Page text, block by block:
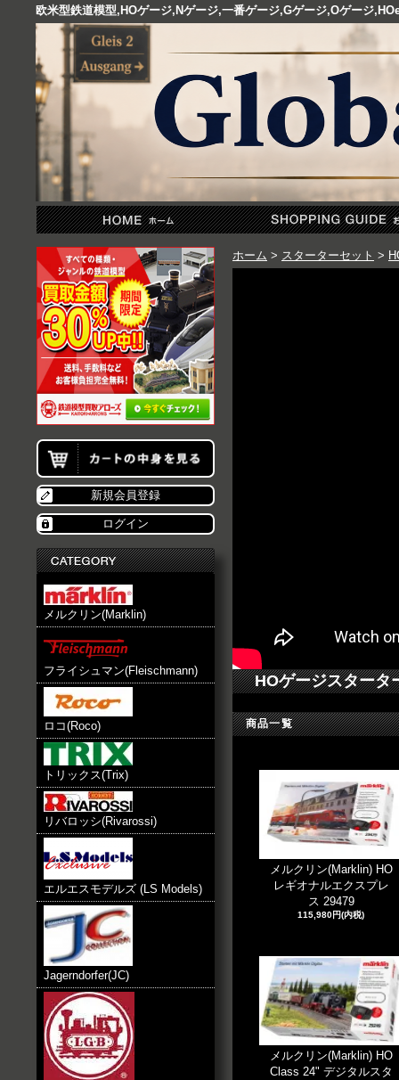
欧米型鉄道模型,HOゲージ,Nゲージ,一番ゲージ,Gゲージ,Oゲージ
新規会員登録
ログイン
メルクリン(Marklin)
フライシュマン(Fleischmann)
ロコ(Roco)
トリックス(Trix)
リバロッシ(Rivarossi)
エルエスモデルズ (LS Models)
Jagerndorfer(JC)
ホーム > スターターセット >
HOゲージスター
商品一覧
メルクリン(Marklin) HO
レギオナルエクスプレ
ス 29479
115,980円(内税)
メルクリン(Marklin) HO
Class 24" デジタルスタ